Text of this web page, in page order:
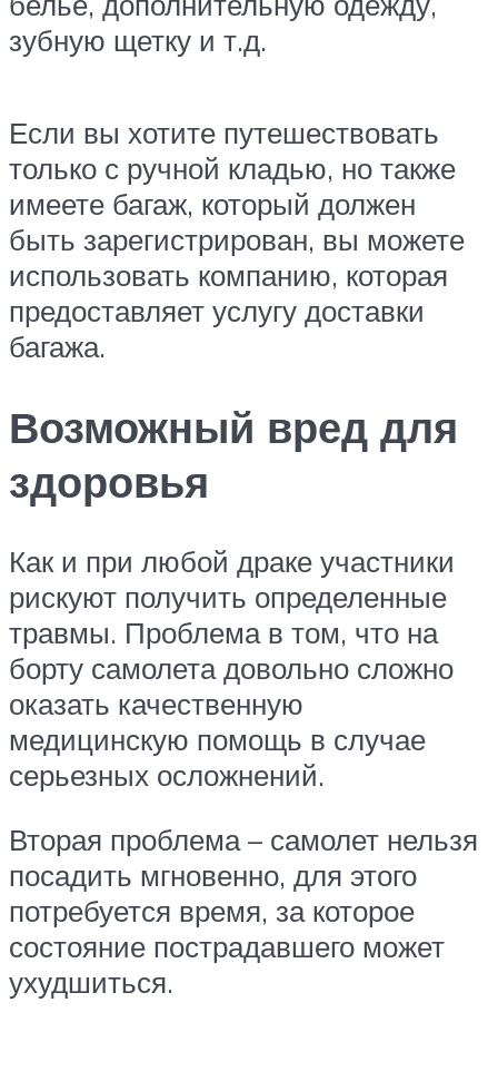
зубную щетку и т.д.
Если вы хотите путешествовать
только с ручной кладью, но также
имеете багаж, который должен
быть зарегистрирован, вы можете
использовать компанию, которая
предоставляет услугу доставки
багажа.
Возможный вред для
здоровья
Как и при любой драке участники
рискуют получить определенные
травмы. Проблема в том, что на
борту самолета довольно сложно
оказать качественную
медицинскую помощь в случае
серьезных осложнений.
Вторая проблема – самолет нельзя
посадить мгновенно, для этого
потребуется время, за которое
состояние пострадавшего может
ухудшиться.